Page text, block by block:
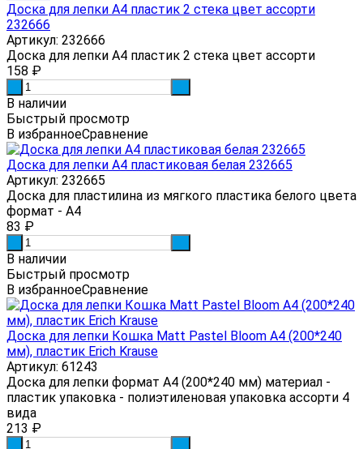
Доска для лепки А4 пластик 2 стека цвет ассорти
232666
Артикул: 232666
Доска для лепки А4 пластик 2 стека цвет ассорти
158 ₽
В наличии
Быстрый просмотр
В избранноеСравнение
Доска для лепки А4 пластиковая белая 232665
Артикул: 232665
Доска для пластилина из мягкого пластика белого цвета
формат - А4
83 ₽
В наличии
Быстрый просмотр
В избранноеСравнение
Доска для лепки Кошка Matt Pastel Bloom А4 (200*240
мм), пластик Erich Krause
Артикул: 61243
Доска для лепки формат А4 (200*240 мм) материал -
пластик упаковка - полиэтиленовая упаковка ассорти 4
вида
213 ₽